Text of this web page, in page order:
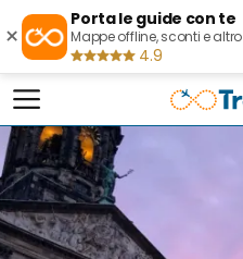
×
Porta le guide con te
Mappe offline, sconti e altro
4.9